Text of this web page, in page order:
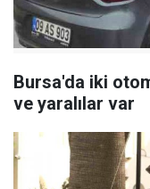
Bursa'da iki
ve yaralılar var